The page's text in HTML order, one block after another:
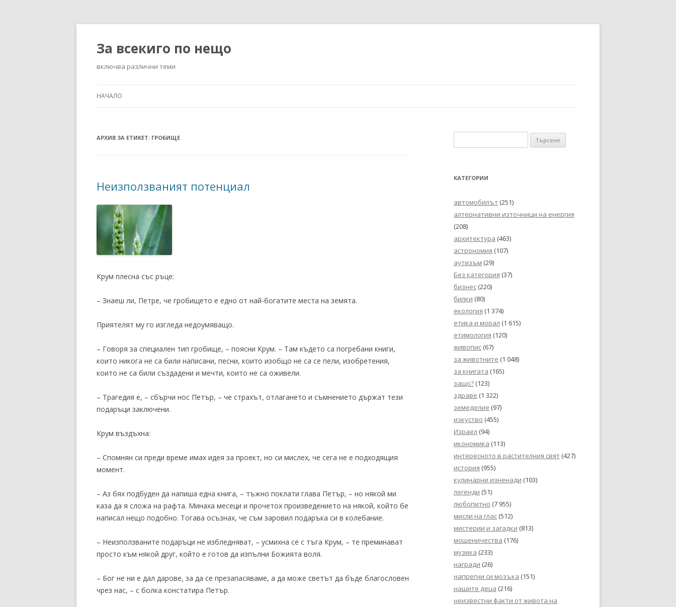
За всекиго по нещо
включва различни теми
НАЧАЛО
АРХИВ ЗА ЕТИКЕТ: ГРОБИЩЕ
Неизползваният потенциал
Крум плесна със ръце:
– Знаеш ли, Петре, че гробището е едно от най-богатите места на земята.
Приятелят му го изгледа недоумяващо.
– Говоря за специален тип гробище, – поясни Крум. – Там където са погребани книги,
които никога не са били написани, песни, които изобщо не са се пели, изобретения,
които не са били създадени и мечти, които не са оживели.
– Трагедия е, – сбърчи нос Петър, – че страхът, отлагането и съмнението държат тези
подаръци заключени.
Крум въздъхна:
– Спомнян си преди време имах идея за проект, но си мислех, че сега не е подходящия
момент.
– Аз бях подбуден да напиша една книга, – тъжно поклати глава Петър, – но някой ми
каза да я сложа на рафта. Минаха месеци и прочетох произведението на някой, който бе
написал нещо подобно. Тогава осъзнах, че съм заровил подаръка си в колебание.
– Неизползваните подаръци не избледняват, – усмихна се с тъга Крум, – те преминават
просто към някой друг, който е готов да изпълни Божията воля.
– Бог не ни е дал дарове, за да се презапасяваме, а да може светът да бъде благословен
чрез нас, – с болка констатира Петър.
за:
КАТЕГОРИИ
автомобилът (251)
алтернативни източници на енергия
(208)
архитектура (463)
астрономия (107)
аутизъм (29)
Без категория (37)
бизнес (220)
билки (80)
екология (1 374)
етика и морал (1 615)
етимология (120)
живопис (67)
за животните (1 048)
за книгата (165)
защо? (123)
здраве (1 322)
земеделие (97)
изкуство (455)
Израел (94)
икономика (113)
интересното в растителния свят (427)
история (955)
кулинарни изненади (103)
легенди (51)
любопитно (7 955)
мисли на глас (512)
мистерии и загадки (813)
мошеничества (176)
музика (233)
награди (26)
напрегни си мозъка (151)
нашите деца (216)
неизвестни факти от живота на